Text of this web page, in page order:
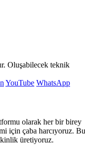
Oluşabilecek teknik
YouTube WhatsApp
olarak her bir birey
için çaba harcıyoruz. Bu
üretiyoruz.